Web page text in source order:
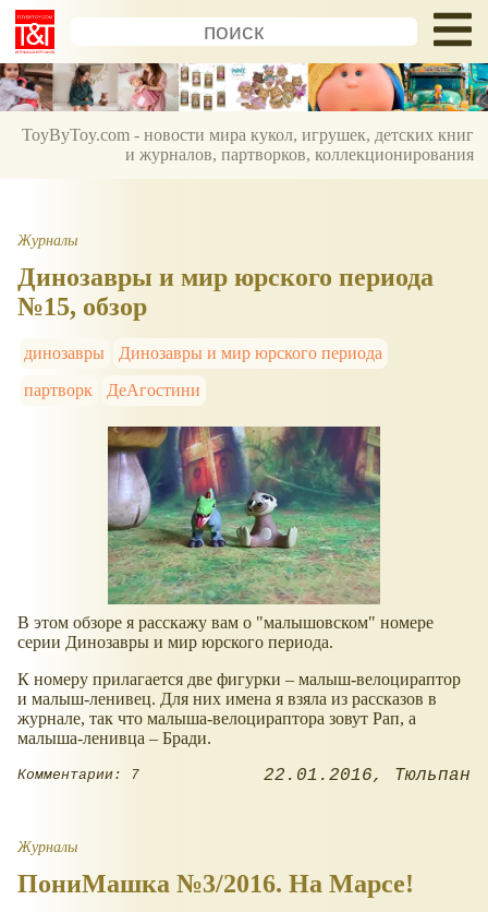
ToyByToy.com - новости мира кукол, игрушек, детских книг
и журналов, партворков, коллекционирования
Журналы
Динозавры и мир юрского периода
№15, обзор
динозавры
Динозавры и мир юрского периода
партворк
ДеАгостини
В этом обзоре я расскажу вам о "малышовском" номере
серии Динозавры и мир юрского периода.
К номеру прилагается две фигурки – малыш-велоцираптор
и малыш-ленивец. Для них имена я взяла из рассказов в
журнале, так что малыша-велоцираптора зовут Рап, а
малыша-ленивца – Бради.
Комментарии: 7 22.01.2016 Тюльпан
Журналы
ПониМашка №3/2016. На Марсе!